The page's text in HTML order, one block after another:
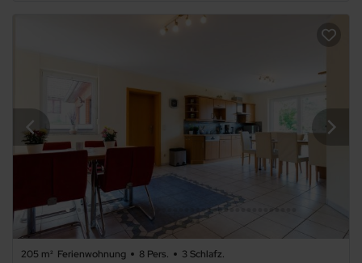
205 m² Ferienwohnung 8 Pers. 3 Schlafz.